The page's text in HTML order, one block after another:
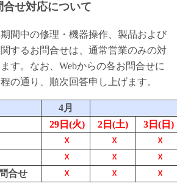
合せ対応について
間中の修理・機器操作、製品および
するお問合せは、通常営業のみの対
す。なお、Webからの各お問合せに
の通り、順次回答申し上げます。
4月
29日(火)
2日(土)
3日(日)
☓ ☓
☓
☓ ☓
☓
合せ
☓ ☓ ☓